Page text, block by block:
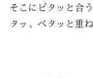
そこにピタッと合
タッ、ペタッと重